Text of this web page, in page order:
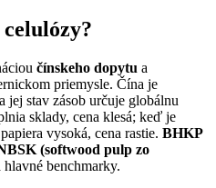
čínskeho dopytu a
priemysle. Čína je
jej stav zásob určuje globálnu
sklady, cena klesá; keď je
vysoká, cena rastie. BHKP
(softwood pulp zo
hlavné benchmarky.